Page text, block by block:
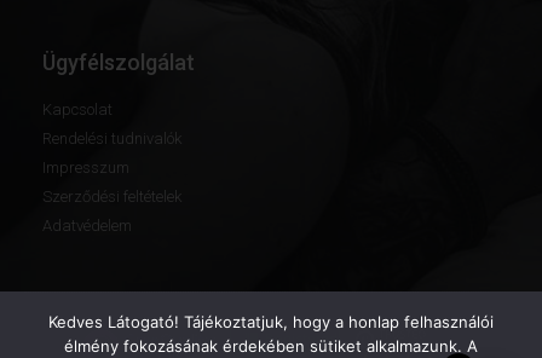
Ügyfélszolgálat
Kapcsolat
Rendelési tudnivalók
Impresszum
Szerződési feltételek
Adatvédelem
Kedves Látogató! Tájékoztatjuk, hogy a honlap felhasználói
élmény fokozásának érdekében sütiket alkalmazunk. A